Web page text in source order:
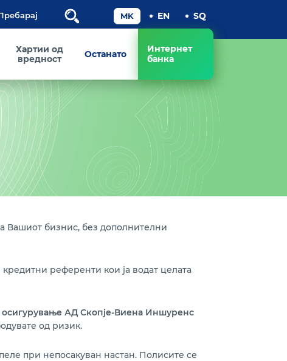
Пребарај
Хартии од
вредност
Останато
Интернет
банка
Вашиот бизнис, без дополнителни
референти кои ја водат целата
АД Скопје-Виена Иншуренс
од ризик.
при непосакуван настан. Полисите се